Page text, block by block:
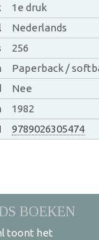
1e druk
Nederlands
256
Paperback /
Nee
1982
9789026305474
BOEKEN
toont het